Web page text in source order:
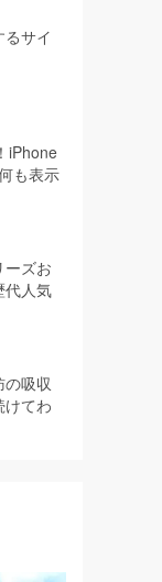
サイ
iPhone
も表示
ーズお
代人気
の吸収
けてわ